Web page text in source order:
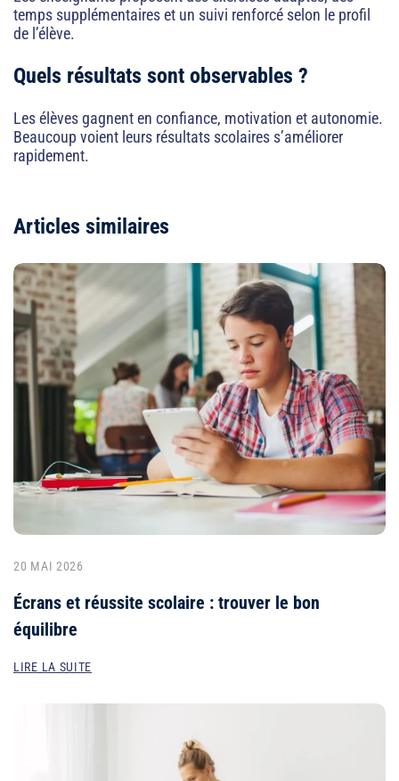
temps supplémentaires et un suivi renforcé selon le profil
de l’élève.
Quels résultats sont observables ?
Les élèves gagnent en confiance, motivation et autonomie.
Beaucoup voient leurs résultats scolaires s’améliorer
rapidement.
Articles similaires
20 MAI 2026
Écrans et réussite scolaire : trouver le bon
équilibre
LIRE LA SUITE